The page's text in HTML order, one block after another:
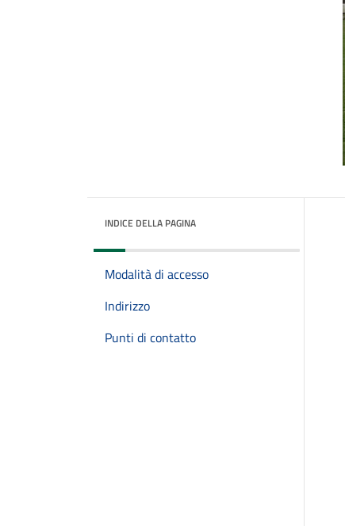
INDICE DELLA PAGINA
Modalità di accesso
Indirizzo
Punti di contatto